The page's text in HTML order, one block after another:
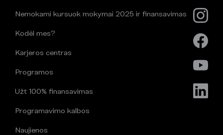
Nemokami kursuok mokymai 2025 ir finansavimas
Kodėl mes?
Karjeros centras
Programos
Užt 100% finansavimas
Programavimo kalbos
Naujienos